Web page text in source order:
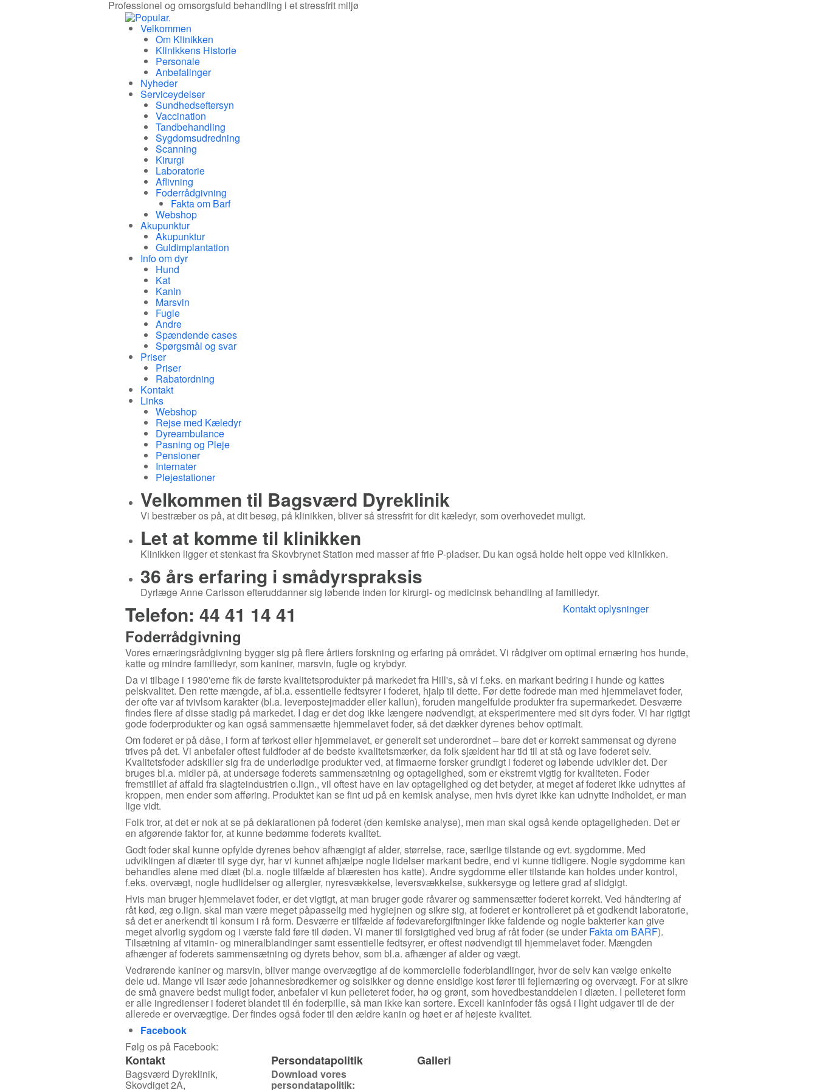
Professionel og omsorgsfuld behandling i et stressfrit miljø
Velkommen
Om Klinikken
Klinikkens Historie
Personale
Anbefalinger
Nyheder
Serviceydelser
Sundhedseftersyn
Vaccination
Tandbehandling
Sygdomsudredning
Scanning
Kirurgi
Laboratorie
Aflivning
Foderrådgivning
Fakta om Barf
Webshop
Akupunktur
Akupunktur
Guldimplantation
Info om dyr
Hund
Kat
Kanin
Marsvin
Fugle
Andre
Spændende cases
Spørgsmål og svar
Priser
Priser
Rabatordning
Kontakt
Links
Webshop
Rejse med Kæledyr
Dyreambulance
Pasning og Pleje
Pensioner
Internater
Plejestationer
Velkommen til Bagsværd Dyreklinik
Vi bestræber os på, at dit besøg, på klinikken, bliver så stressfrit for dit kæledyr, som overhovedet muligt.
Let at komme til klinikken
Klinikken ligger et stenkast fra Skovbrynet Station med masser af frie P-pladser. Du kan også holde helt oppe ved klinikken.
36 års erfaring i smådyrspraksis
Dyrlæge Anne Carlsson efteruddanner sig løbende inden for kirurgi- og medicinsk behandling af familiedyr.
Telefon: 44 41 14 41 Kontakt oplysninger
Foderrådgivning
Vores ernæringsrådgivning bygger sig på flere årtiers forskning og erfaring på området. Vi rådgiver om optimal ernæring hos hunde,
katte og mindre familiedyr, som kaniner, marsvin, fugle og krybdyr.
Da vi tilbage i 1980'erne fik de første kvalitetsprodukter på markedet fra Hill's, så vi f.eks. en markant bedring i hunde og kattes
pelskvalitet. Den rette mængde, af bl.a. essentielle fedtsyrer i foderet, hjalp til dette. Før dette fodrede man med hjemmelavet foder,
der ofte var af tvivlsom karakter (bl.a. leverpostejmadder eller kallun), foruden mangelfulde produkter fra supermarkedet. Desværre
findes flere af disse stadig på markedet. I dag er det dog ikke længere nødvendigt, at eksperimentere med sit dyrs foder. Vi har rigtigt
gode foderprodukter og kan også sammensætte hjemmelavet foder, så det dækker dyrenes behov optimalt.
Om foderet er på dåse, i form af tørkost eller hjemmelavet, er generelt set underordnet – bare det er korrekt sammensat og dyrene
trives på det. Vi anbefaler oftest fuldfoder af de bedste kvalitetsmærker, da folk sjældent har tid til at stå og lave foderet selv.
Kvalitetsfoder adskiller sig fra de underlødige produkter ved, at firmaerne forsker grundigt i foderet og løbende udvikler det. Der
bruges bl.a. midler på, at undersøge foderets sammensætning og optagelighed, som er ekstremt vigtig for kvaliteten. Foder
fremstillet af affald fra slagteindustrien o.lign., vil oftest have en lav optagelighed og det betyder, at meget af foderet ikke udnyttes af
kroppen, men ender som afføring. Produktet kan se fint ud på en kemisk analyse, men hvis dyret ikke kan udnytte indholdet, er man
lige vidt.
Folk tror, at det er nok at se på deklarationen på foderet (den kemiske analyse), men man skal også kende optageligheden. Det er
en afgørende faktor for, at kunne bedømme foderets kvalitet.
Godt foder skal kunne opfylde dyrenes behov afhængigt af alder, størrelse, race, særlige tilstande og evt. sygdomme. Med
udviklingen af diæter til syge dyr, har vi kunnet afhjælpe nogle lidelser markant bedre, end vi kunne tidligere. Nogle sygdomme kan
behandles alene med diæt (bl.a. nogle tilfælde af blæresten hos katte). Andre sygdomme eller tilstande kan holdes under kontrol,
f.eks. overvægt, nogle hudlidelser og allergier, nyresvækkelse, leversvækkelse, sukkersyge og lettere grad af slidgigt.
Hvis man bruger hjemmelavet foder, er det vigtigt, at man bruger gode råvarer og sammensætter foderet korrekt. Ved håndtering af
råt kød, æg o.lign. skal man være meget påpasselig med hygiejnen og sikre sig, at foderet er kontrolleret på et godkendt laboratorie,
så det er anerkendt til konsum i rå form. Desværre er tilfælde af fødevareforgiftninger ikke faldende og nogle bakterier kan give
meget alvorlig sygdom og i værste fald føre til døden. Vi maner til forsigtighed ved brug af råt foder (se under Fakta om BARF).
Tilsætning af vitamin- og mineralblandinger samt essentielle fedtsyrer, er oftest nødvendigt til hjemmelavet foder. Mængden
afhænger af foderets sammensætning og dyrets behov, som bl.a. afhænger af alder og vægt.
Vedrørende kaniner og marsvin, bliver mange overvægtige af de kommercielle foderblandlinger, hvor de selv kan vælge enkelte
dele ud. Mange vil især æde johannesbrødkerner og solsikker og denne ensidige kost fører til fejlernæring og overvægt. For at sikre
de små gnavere bedst muligt foder, anbefaler vi kun pelleteret foder, hø og grønt, som hovedbestanddelen i diæten. I pelleteret form
er alle ingredienser i foderet blandet til én foderpille, så man ikke kan sortere. Excell kaninfoder fås også i light udgaver til de der
allerede er overvægtige. Der findes også foder til den ældre kanin og høet er af højeste kvalitet.
Facebook
Følg os på Facebook:
Kontakt
Bagsværd Dyreklinik,
Skovdiget 2A,
Persondatapolitik
Download vores
persondatapolitik:
Galleri